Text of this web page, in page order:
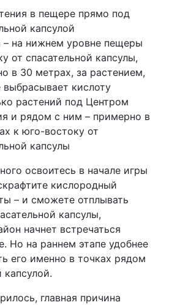
в пещере прямо под
капсулой
– на нижнем уровне пещеры
от спасательной капсулы,
в 30 метрах, за растением,
выбрасывает кислоту
растений под Центром
и рядом с ним – примерно в
к юго-востоку от
капсулы
освоитесь в начале игры
кислородный
– и сможете отплывать
капсулы,
начнет встречаться
Но на раннем этапе удобнее
его именно в точках рядом
капсулой.
главная причина